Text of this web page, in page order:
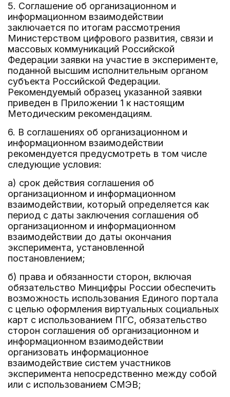
5. Соглашение об организационном и
информационном взаимодействии
заключается по итогам рассмотрения
Министерством цифрового развития, связи и
массовых коммуникаций Российской
Федерации заявки на участие в эксперименте,
поданной высшим исполнительным органом
субъекта Российской Федерации.
Рекомендуемый образец указанной заявки
приведен в Приложении 1 к настоящим
Методическим рекомендациям.
6. В соглашениях об организационном и
информационном взаимодействии
рекомендуется предусмотреть в том числе
следующие условия:
а) срок действия соглашения об
организационном и информационном
взаимодействии, который определяется как
период с даты заключения соглашения об
организационном и информационном
взаимодействии до даты окончания
эксперимента, установленной
постановлением;
б) права и обязанности сторон, включая
обязательство Минцифры России обеспечить
возможность использования Единого портала
с целью оформления виртуальных социальных
карт с использованием ПГС, обязательство
сторон соглашения об организационном и
информационном взаимодействии
организовать информационное
взаимодействие систем участников
эксперимента непосредственно между собой
или с использованием СМЭВ;